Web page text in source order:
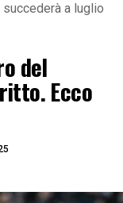
a luglio
del
Ecco